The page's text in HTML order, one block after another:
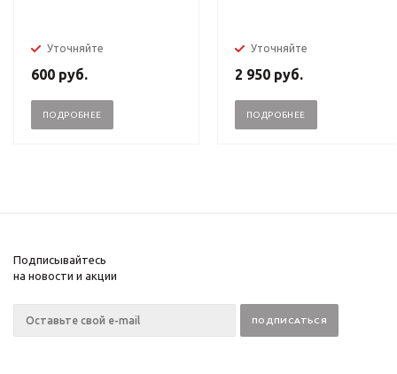
Уточняйте
600 руб.
ПОДРОБНЕЕ
Уточняйте
2 950 руб.
ПОДРОБНЕЕ
Подписывайтесь
на новости и акции